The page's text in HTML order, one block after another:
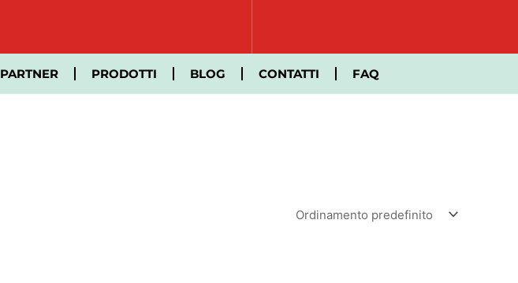
PARTNER PRODOTTI BLOG CONTATTI FAQ